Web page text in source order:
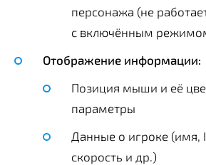
персонажа (не
с включённым
Отображение информации:
Позиция мыши и её
параметры
Данные о игроке (имя,
скорость и др.)